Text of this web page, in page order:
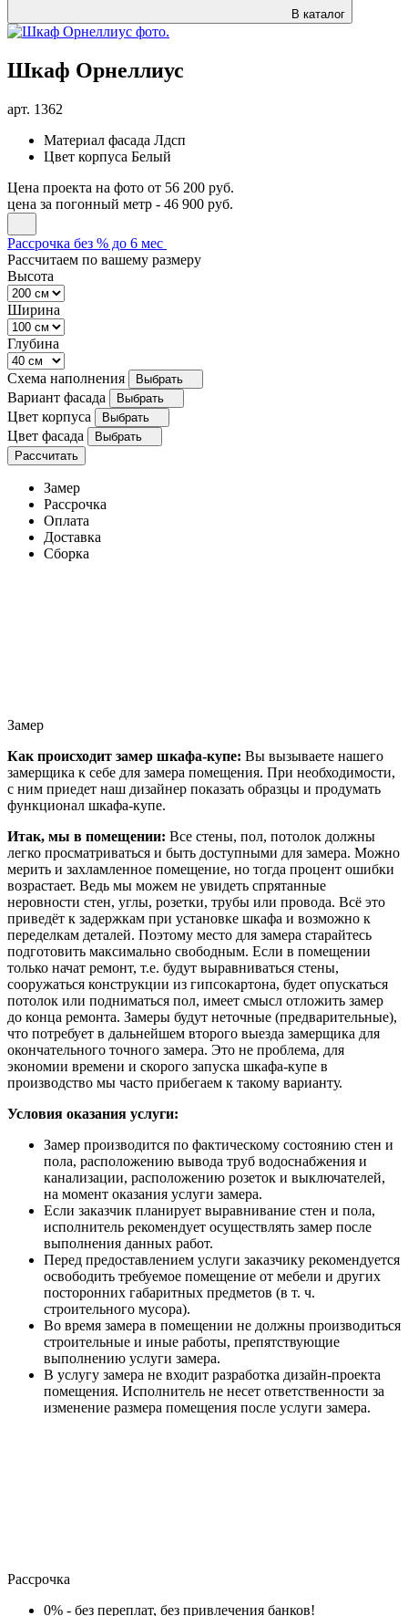
В каталог
Шкаф Орнеллиус
арт. 1362
Материал фасада Лдсп
Цвет корпуса Белый
Цена проекта на фото от 56 200 руб.
цена за погонный метр - 46 900 руб.
Рассрочка без % до 6 мес
Рассчитаем по вашему размеру
Высота
Ширина
Глубина
Схема наполнения Выбрать
Вариант фасада Выбрать
Цвет корпуса Выбрать
Цвет фасада
Выбрать
Рассчитать
Замер
Рассрочка
Оплата
Доставка
Сборка
Замер
Как происходит замер шкафа-купе: Вы вызываете нашего
замерщика к себе для замера помещения. При необходимости,
с ним приедет наш дизайнер показать образцы и продумать
функционал шкафа-купе.
Итак, мы в помещении: Все стены, пол, потолок должны
легко просматриваться и быть доступными для замера. Можно
мерить и захламленное помещение, но тогда процент ошибки
возрастает. Ведь мы можем не увидеть спрятанные
неровности стен, углы, розетки, трубы или провода. Всё это
приведёт к задержкам при установке шкафа и возможно к
переделкам деталей. Поэтому место для замера старайтесь
подготовить максимально свободным. Если в помещении
только начат ремонт, т.е. будут выравниваться стены,
сооружаться конструкции из гипсокартона, будет опускаться
потолок или подниматься пол, имеет смысл отложить замер
до конца ремонта. Замеры будут неточные (предварительные),
что потребует в дальнейшем второго выезда замерщика для
окончательного точного замера. Это не проблема, для
экономии времени и скорого запуска шкафа-купе в
производство мы часто прибегаем к такому варианту.
Условия оказания услуги:
Замер производится по фактическому состоянию стен и
пола, расположению вывода труб водоснабжения и
канализации, расположению розеток и выключателей,
на момент оказания услуги замера.
Если заказчик планирует выравнивание стен и пола,
исполнитель рекомендует осуществлять замер после
выполнения данных работ.
Перед предоставлением услуги заказчику рекомендуется
освободить требуемое помещение от мебели и других
посторонних габаритных предметов (в т. ч.
строительного мусора).
Во время замера в помещении не должны производиться
строительные и иные работы, препятствующие
выполнению услуги замера.
В услугу замера не входит разработка дизайн-проекта
помещения. Исполнитель не несет ответственности за
изменение размера помещения после услуги замера.
Рассрочка
0% - без переплат, без привлечения банков!